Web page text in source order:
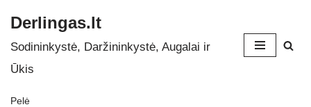
Skip
to
Derlingas.lt
Sodininkystė, Daržininkystė, Augalai ir
Ūkis
Pelė